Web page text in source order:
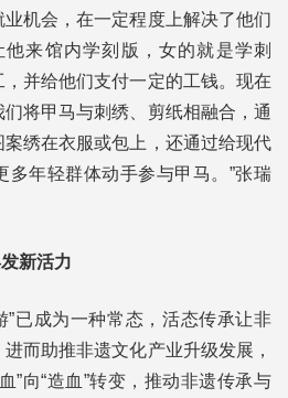
机会，在一定程度上解决了他们
他来馆内学刻版，女的就是学刺
并给他们支付一定的工钱。现在
将甲马与刺绣、剪纸相融合，通
绣在衣服或包上，还通过给现代
多年轻群体动手参与甲马。”张瑞
新活力
”已成为一种常态，活态传承让非
而助推非遗文化产业升级发展，
”向“造血”转变，推动非遗传承与